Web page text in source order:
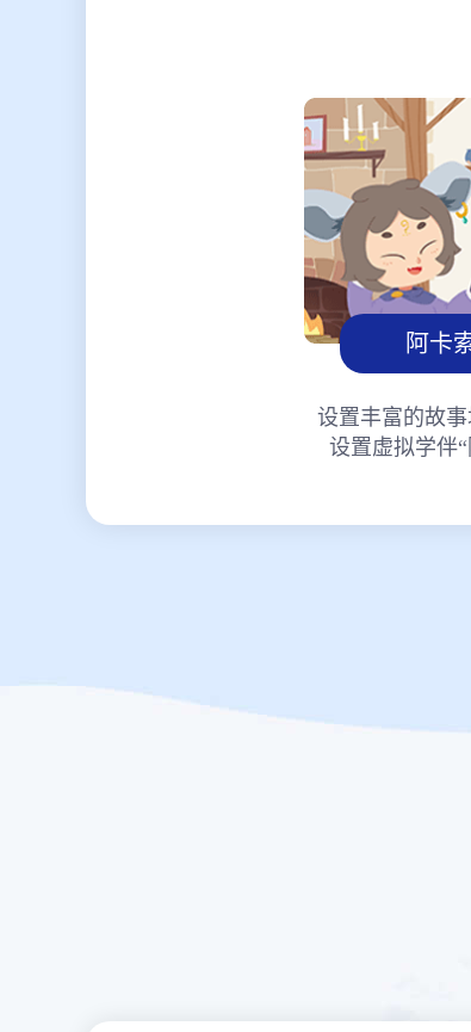
阿卡
设置丰富的故
设置虚拟学伴